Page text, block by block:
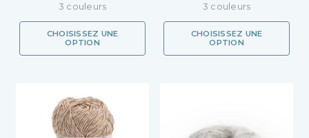
3 couleurs
CHOISISSEZ UNE
OPTION
3 couleurs
CHOISISSEZ UNE
OPTION